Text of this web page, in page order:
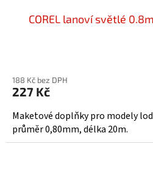
COREL lanoví světlé
188 Kč bez DPH
227 Kč
Maketové doplňky pro modely
průměr 0,80mm, délka 20m.